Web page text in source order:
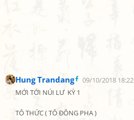
Hung Trandang
09/10/2018 18:22
MỚI TỚI NÚI LƯ  KỲ 1
TÔ THỨC ( TÔ ĐÔNG PHA )